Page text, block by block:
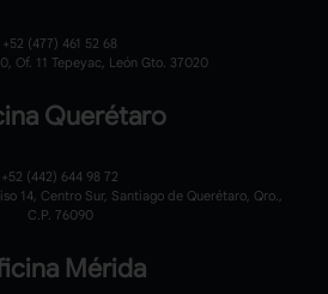
+52 (477) 461 52 68
Of. 11 Tepeyac, León Gto. 37020
Querétaro
+52 (442) 644 98 72
14, Centro Sur, Santiago de Querétaro, Qro.,
C.P. 76090
Mérida